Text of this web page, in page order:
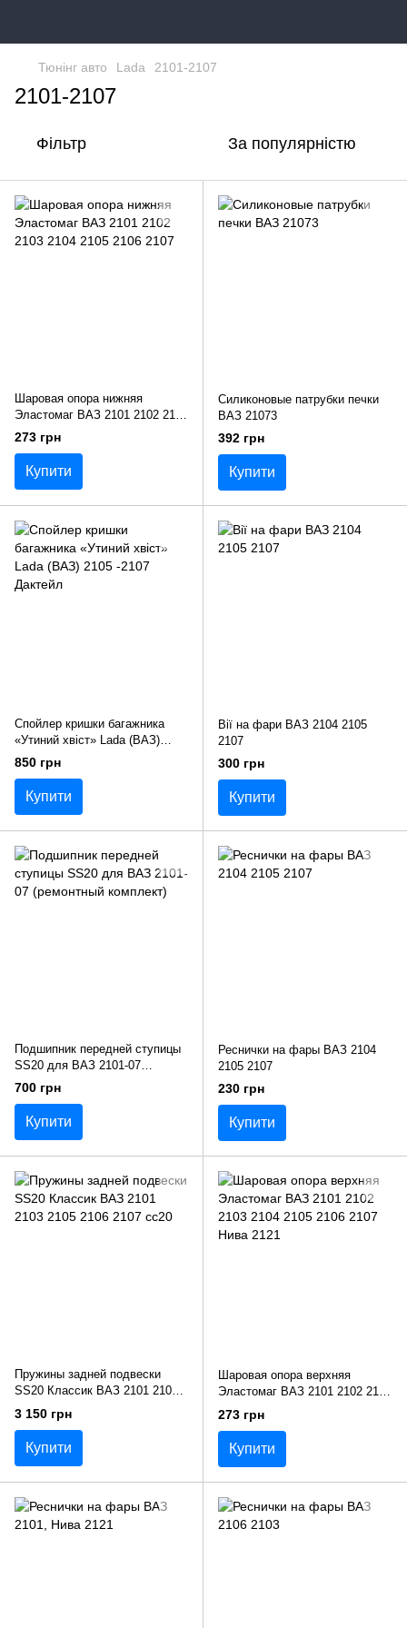
Тюнінг авто Lada 2101-2107
2101-2107
Фільтр За популярністю
Шаровая опора нижняя
Эластомаг ВАЗ 2101 2102 2103
2104 2105 2106 2107
273 грн
Купити
Силиконовые патрубки печки
ВАЗ 21073
392 грн
Купити
Спойлер кришки багажника
«Утиний хвіст» Lada (ВАЗ)
2105 -2107 Дактейл
850 грн
Купити
Вії на фари ВАЗ 2104 2105
2107
300 грн
Купити
Подшипник передней ступицы
SS20 для ВАЗ 2101-07
(ремонтный комплект)
700 грн
Купити
Реснички на фары ВАЗ 2104
2105 2107
230 грн
Купити
Пружины задней подвески
SS20 Классик ВАЗ 2101 2103
2105 2106 2107 сс20
3 150 грн
Купити
Шаровая опора верхняя
Эластомаг ВАЗ 2101 2102 2103
2104 2105 2106 2107 Нива 2121
273 грн
Купити